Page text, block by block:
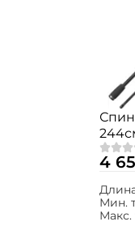
4
Мин.
Макс.